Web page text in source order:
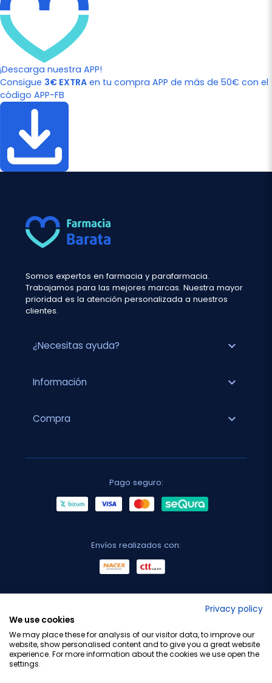
¡Descarga nuestra APP!
Consigue 3€ EXTRA en tu compra APP de más de 50€ con el
código APP-FB
Somos expertos en farmacia y parafarmacia.
Trabajamos para las mejores marcas. Nuestra mayor
prioridad es la atención personalizada a nuestros
clientes.
¿Necesitas ayuda? expand_more
Información expand_more
Compra expand_more
Pago seguro:
Envíos realizados con:
Privacy policy
We use cookies
We may place these for analysis of our visitor data, to improve our
website, show personalised content and to give you a great website
experience. For more information about the cookies we use open the
settings.